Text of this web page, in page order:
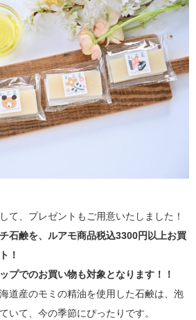
て、プレゼントもご用意いたしました！
石鹸を、ルアモ商品税込3300円以上お買
！
プでのお買い物も対象となります！！
道産のモミの精油を使用した石鹸は、泡
いて、今の季節にぴったりです。